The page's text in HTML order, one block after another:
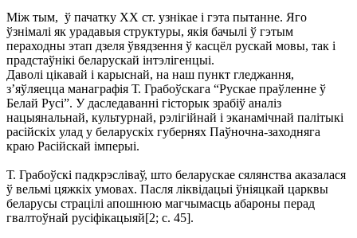
Між тым, ў пачатку XX ст. узнікае і гэта пытанне. Яго
ўзнімалі як урадавыя структуры, якія бачылі ў гэтым
пераходны этап дзеля ўвядзення ў касцёл рускай мовы, так і
прадстаўнікі беларускай інтэлігенцыі.
Даволі цікавай і карыснай, на наш пункт гледжання,
з’яўляецца манаграфія Т. Грабоўскага “Рускае праўленне ў
Белай Русі”. У даследаванні гісторык зрабіў аналіз
нацыянальнай, культурнай, рэлігійнай і эканамічнай палітыкі
расійскіх улад у беларускіх губернях Паўночна-заходняга
краю Расійскай імперыі.
Т. Грабоўскі падкрэсліваў, што беларускае сялянства аказалася
ў вельмі цяжкіх умовах. Пасля ліквідацыі ўніяцкай царквы
беларусы страцілі апошнюю магчымасць абароны перад
гвалтоўнай русіфікацыяй[2; с. 45].